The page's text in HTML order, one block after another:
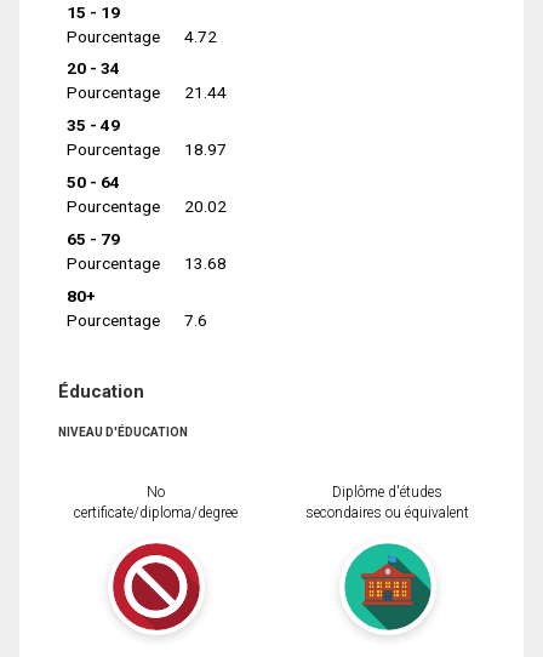
15 - 19
Pourcentage
4.72
20 - 34
Pourcentage
21.44
35 - 49
Pourcentage
18.97
50 - 64
Pourcentage
20.02
65 - 79
Pourcentage
13.68
80+
Pourcentage
7.6
Éducation
NIVEAU D'ÉDUCATION
No
certificate/diploma/degree
Diplôme d'études
secondaires ou équivalent